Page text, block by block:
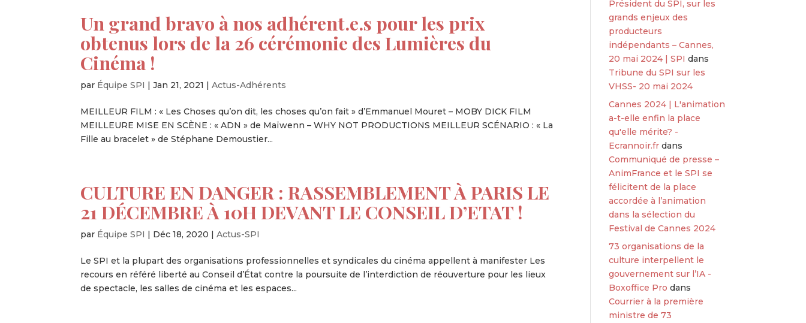
Un grand bravo à nos adhérent.e.s pour les prix
obtenus lors de la 26 cérémonie des Lumières du
Cinéma !
par Équipe SPI |Jan 21, 2021 |Actus-Adhérents
MEILLEUR FILM : « Les Choses qu’on dit, les choses qu’on fait » d’Emmanuel Mouret – MOBY DICK FILM
MEILLEURE MISE EN SCÈNE : « ADN » de Maïwenn – WHY NOT PRODUCTIONS MEILLEUR SCÉNARIO : « La
Fille au bracelet » de Stéphane Demoustier...
CULTURE EN DANGER : RASSEMBLEMENT À PARIS LE
21 DÉCEMBRE À 10H DEVANT LE CONSEIL D’ETAT !
par Équipe SPI | Déc 18, 2020 |Actus-SPI
Le SPI et la plupart des organisations professionnelles et syndicales du cinéma appellent à manifester Les
recours en référé liberté au Conseil d’État contre la poursuite de l’interdiction de réouverture pour les lieux
de spectacle, les salles de cinéma et les espaces...
Président du SPI, sur les
grands enjeux des
producteurs
indépendants – Cannes,
20 mai 2024 | SPI dans
Tribune du SPI sur les
VHSS- 20 mai 2024
Cannes 2024 | L'animation
a-t-elle enfin la place
qu'elle mérite? -
Ecrannoir.fr dans
Communiqué de presse –
AnimFrance et le SPI se
félicitent de la place
accordée à l’animation
dans la sélection du
Festival de Cannes 2024
73 organisations de la
culture interpellent le
gouvernement sur l’IA -
Boxoffice Pro dans
Courrier à la première
ministre de 73